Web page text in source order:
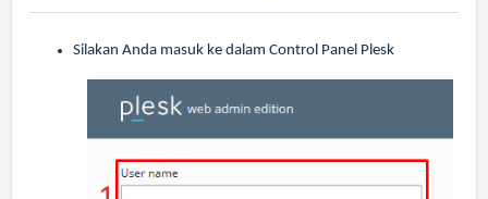
Silakan Anda masuk ke dalam Control Panel Plesk